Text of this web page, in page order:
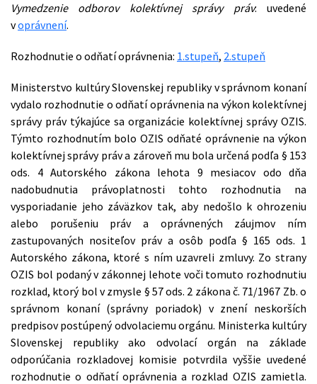
Vymedzenie odborov kolektívnej správy práv: uvedené
voprávnení.
Rozhodnutie o odňatí oprávnenia: 1.stupeň, 2.stupeň
Ministerstvo kultúry Slovenskej republiky v správnom konaní
vydalo rozhodnutie o odňatí oprávnenia na výkon kolektívnej
správy práv týkajúce sa organizácie kolektívnej správy OZIS.
Týmto rozhodnutím bolo OZIS odňaté oprávnenie na výkon
kolektívnej správy práv a zároveň mu bola určená podľa § 153
ods. 4 Autorského zákona lehota 9 mesiacov odo dňa
nadobudnutia právoplatnosti tohto rozhodnutia na
vysporiadanie jeho záväzkov tak, aby nedošlo k ohrozeniu
alebo porušeniu práv a oprávnených záujmov ním
zastupovaných nositeľov práv a osôb podľa § 165 ods. 1
Autorského zákona, ktoré s ním uzavreli zmluvy. Zo strany
OZIS bol podaný v zákonnej lehote voči tomuto rozhodnutiu
rozklad, ktorý bol v zmysle § 57 ods. 2 zákona č. 71/1967 Zb. o
správnom konaní (správny poriadok) v znení neskorších
predpisov postúpený odvolaciemu orgánu. Ministerka kultúry
Slovenskej republiky ako odvolací orgán na základe
odporúčania rozkladovej komisie potvrdila vyššie uvedené
rozhodnutie o odňatí oprávnenia a rozklad OZIS zamietla.